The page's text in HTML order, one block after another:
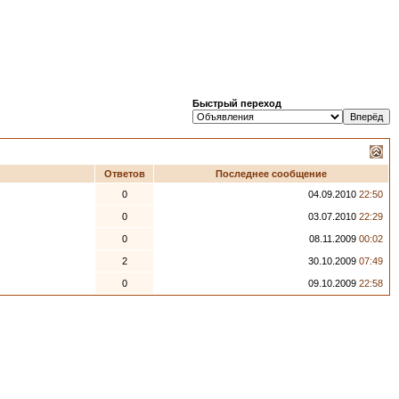
Быстрый переход
Ответов
Последнее сообщение
0
04.09.2010 22:50
0 03.07.2010 22:29
0 08.11.2009 00:02
2 30.10.2009 07:49
0 09.10.2009 22:58